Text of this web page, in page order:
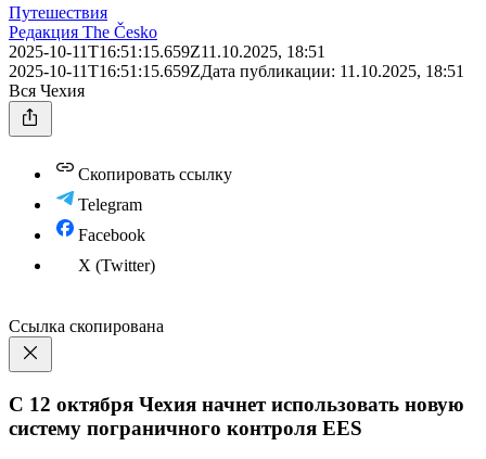
Путешествия
Редакция The Česko
2025-10-11T16:51:15.659Z11.10.2025, 18:51
2025-10-11T16:51:15.659ZДата публикации: 11.10.2025, 18:51
Вся Чехия
Скопировать ссылку
Telegram
Facebook
X (Twitter)
Ссылка скопирована
С 12 октября Чехия начнет использовать новую
систему пограничного контроля EES